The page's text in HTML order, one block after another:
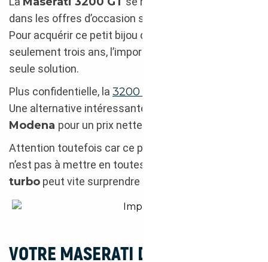
dans les offres d’occasion sur le marché suédois.
Pour acquérir ce petit bijou dont la production dura
seulement trois ans, l’import reste quasiment la
seule solution.
Plus confidentielle, la 3200 GT
Une alternative intéressante à la
Modena pour un prix nettement inférieur.
Attention toutefois car ce petit bolide hors-normes
n’est pas à mettre en toutes les mains. Son
turbo peut vite surprendre par sa vivacité.
VOTRE MASERATI DE SUÈDE AVEC